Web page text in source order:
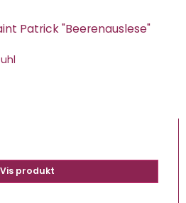
Patrick "Beerenauslese"
Vis produkt